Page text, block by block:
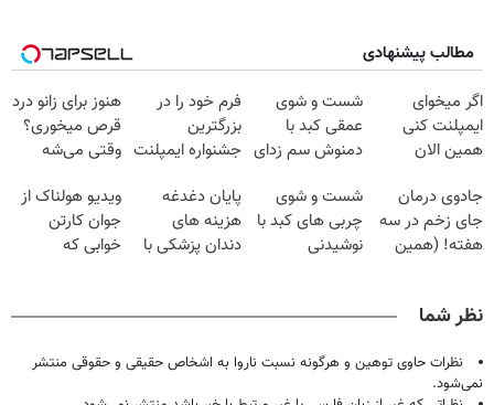
مطالب پیشنهادی
اگر میخوای
ایمپلنت کنی
همین الان
۲۵ میلیون
تومان!!!
شست و شوی
عمقی کبد با
دمنوش سم زدای
فرم خود را در
بزرگترین
جشنواره ایمپلنت
فقط ۲۵ میلیون
هنوز برای زانو درد
قرص میخوری؟
وقتی می‌شه
درمانش کرد؟؟؟؟
جادوی درمان
جای زخم در سه
هفته! (همین
شست و شوی
چربی های کبد با
نوشیدنی
پایان دغدغه
هزینه های
دندان پزشکی با
ویدیو هولناک از
جوان کارتن
خوابی که
نظر شما
نظرات حاوی توهین و هرگونه نسبت ناروا به اشخاص حقیقی و حقوقی منتشر
نمی‌شود.